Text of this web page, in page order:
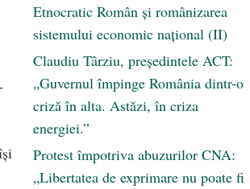
Etnocratic Român şi românizarea
sistemului economic naţional (II)
Claudiu Târziu, președintele ACT:
„Guvernul împinge România dintr-o
criză în alta. Astăzi, în criza
energiei.”
Protest împotriva abuzurilor CNA:
„Libertatea de exprimare nu poate fi